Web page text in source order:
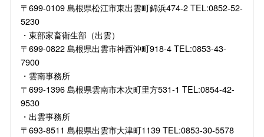
〒699-0109 島根県松江市東出雲町錦浜474-2 TEL:0852-52-
5230
・東部家畜衛生部（出雲）
〒699-0822 島根県出雲市神西沖町918-4 TEL:0853-43-
7900
・雲南事務所
〒699-1396 島根県雲南市木次町里方531-1 TEL:0854-42-
9530
・出雲事務所
〒693-8511 島根県出雲市大津町1139 TEL:0853-30-5578